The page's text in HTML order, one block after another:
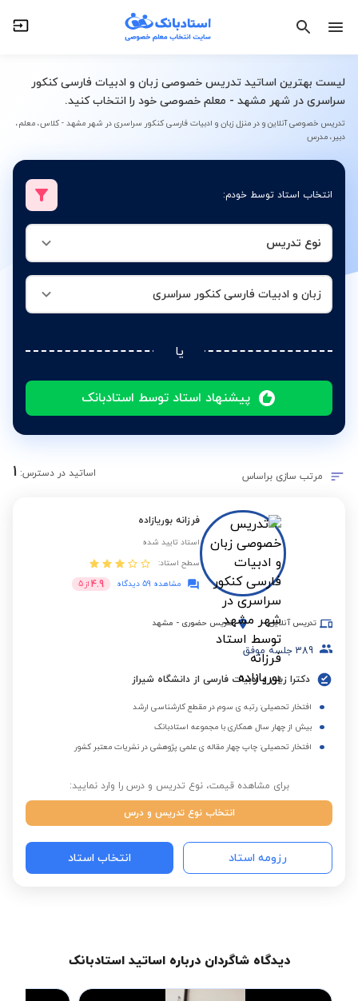
لیست بهترین اساتید تدریس خصوصی زبان و ادبیات فارسی کنکور
سراسری در شهر مشهد - معلم خصوصی خود را انتخاب کنید.
تدریس خصوصی آنلاین و در منزل زبان و ادبیات فارسی کنکور سراسری در شهر مشهد - کلاس، معلم،
دبیر، مدرس
انتخاب استاد توسط خودم:
نوع تدریس
زبان و ادبیات فارسی کنکور سراسری
یا
پیشنهاد استاد توسط استادبانک
مرتب سازی براساس اساتید در دسترس: 1
فرزانه بوریازاده
استاد تایید شده
سطح استاد:
مشاهده 59 دیدگاه
4.9 از 5
تدریس آنلاین تدریس حضوری - مشهد
389 جلسه موفق
دکترا زبان و ادبیات فارسی از دانشگاه شیراز
افتخار تحصیلی: رتبه ی سوم در مقطع کارشناسی ارشد
بیش از چهار سال همکاری با مجموعه استادبانک
افتخار تحصیلی: چاپ چهار مقاله ی علمی پژوهشی در نشریات معتبر کشور
برای مشاهده قیمت، نوع تدریس و درس را وارد نمایید:
انتخاب نوع تدریس و درس
رزومه استاد انتخاب استاد
دیدگاه شاگردان درباره اساتید استادبانک